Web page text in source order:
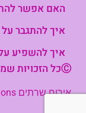
האם אפשר
איך להתגבר על
איך להשפיע
Ⓒכל הזכויות שמורות לאיריס בן -ארי
אירוח שרתים Digital Solutions